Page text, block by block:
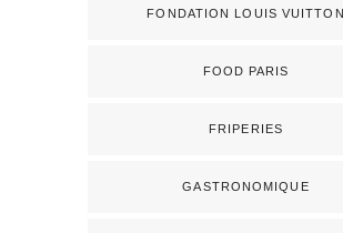
FONDATION LOUIS VUITTON
FOOD PARIS
FRIPERIES
GASTRONOMIQUE